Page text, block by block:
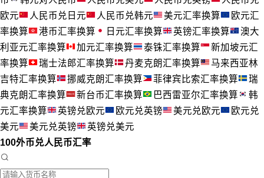
欧元
人民币兑日元 人民币兑韩元 美元汇率换算
欧元汇
率换算
港币汇率换算 日元汇率换算 英镑汇率换算
澳大
利亚元汇率换算
加元汇率换算 泰铢汇率换算
新加坡元汇
率换算
瑞士法郎汇率换算 丹麦克朗汇率换算
马来西亚林
吉特汇率换算
挪威克朗汇率换算 菲律宾比索汇率换算
瑞
典克朗汇率换算
新台币汇率换算 巴西雷亚尔汇率换算
韩
元汇率换算
英镑兑欧元 欧元兑英镑 美元兑欧元
欧元兑
美元
美元兑英镑
英镑兑美元
100外币兑人民币汇率